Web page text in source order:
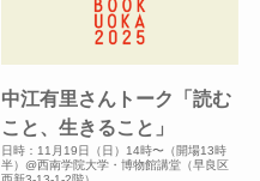
中江有里さんトーク「読む
こと、生きること」
日時：11月19日（日）14時〜（開場13時
半）@西南学院大学・博物館講堂（早良区